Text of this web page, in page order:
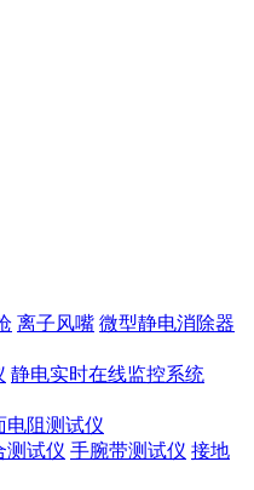
离子风嘴 微型静电消除器
静电实时在线监控系统
电阻测试仪
测试仪 手腕带测试仪 接地